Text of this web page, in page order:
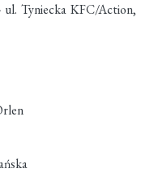
ul. Tyniecka KFC/Action,